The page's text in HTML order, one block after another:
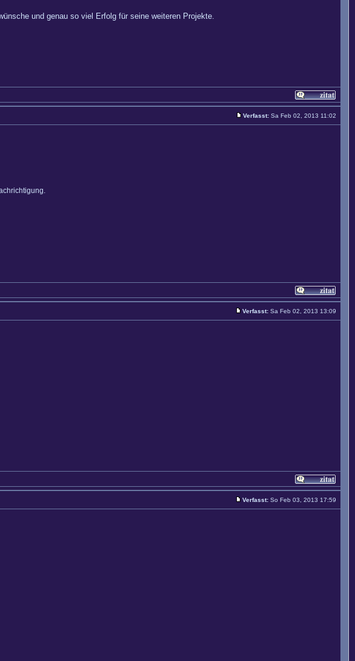
und genau so viel Erfolg für seine weiteren Projekte.
Verfasst: Sa Feb 02, 2013 11:02
Verfasst: Sa Feb 02, 2013 13:09
Verfasst: So Feb 03, 2013 17:59